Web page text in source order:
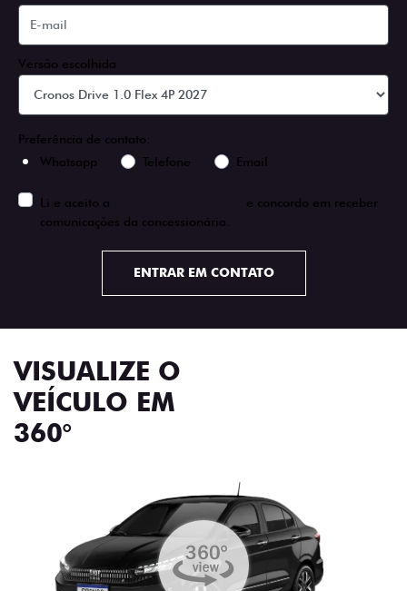
Versão escolhida
Preferência de contato:
Whatsapp
Telefone Email
Li e aceito a
e concordo em receber
comunicações da concessionária.
ENTRAR EM CONTATO
VISUALIZE O
VEÍCULO EM
360°